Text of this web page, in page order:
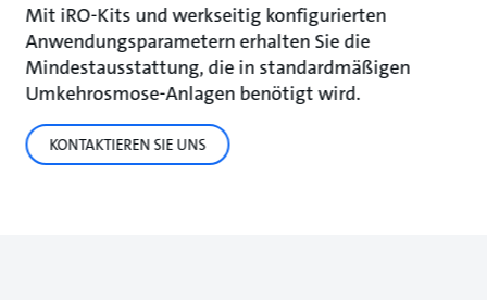
Mit iRO-Kits und werkseitig konfigurierten
Anwendungsparametern erhalten Sie die
Mindestausstattung, die in standardmäßigen
Umkehrosmose-Anlagen benötigt wird.
KONTAKTIEREN SIE UNS